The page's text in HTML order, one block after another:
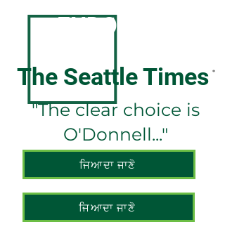
ENDORSED BY
The Seattle Times *
"The clear choice is
O'Donnell..."
ਜਿਆਦਾ ਜਾਣੋ
ਜਿਆਦਾ ਜਾਣੋ